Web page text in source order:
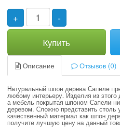
+
-
Купить
Описание Отзывов (0)
Натуральный шпон дерева Сапеле
любому интерьеру. Изделия из
а мебель покрытая шпоном Сапели
деревом. Сложно представить столь
качественный материал как шпон
получите лучшую цену на данный